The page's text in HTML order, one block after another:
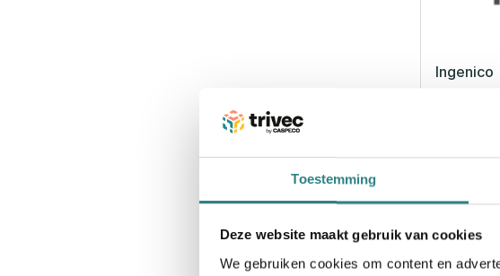
Toestemming
Deze website maakt gebruik van cookies
We gebruiken cookies om content en
Ingenico